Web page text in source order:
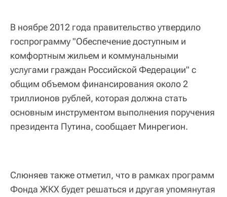
В ноябре 2012 года правительство утвердило
госпрограмму "Обеспечение доступным и
комфортным жильем и коммунальными
услугами граждан Российской Федерации" с
общим объемом финансирования около 2
триллионов рублей, которая должна стать
основным инструментом выполнения поручения
президента Путина, сообщает Минрегион.
Слюняев также отметил, что в рамках программ
Фонда ЖКХ будет решаться и другая упомянутая